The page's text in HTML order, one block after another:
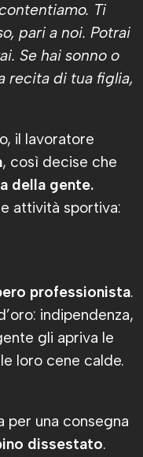
Ti
pari a noi. Potrai
Se hai sonno o
recita di tua figlia,
il lavoratore
, così decise che
della gente.
attività sportiva:
professionista.
indipendenza,
gli apriva le
loro cene calde.
per una consegna
dissestato.